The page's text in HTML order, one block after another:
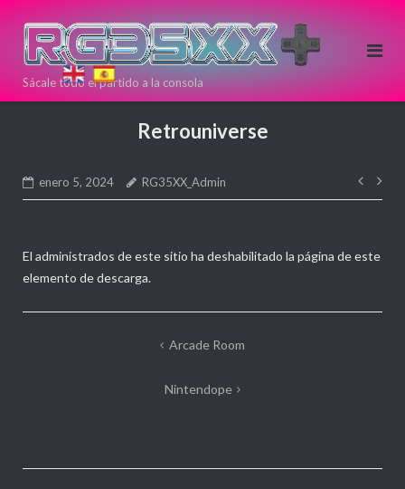
contenido
Sácale todo el partido a la consola
Retrouniverse
enero 5, 2024 RG35XX_Admin
de
El administrados de este sitio ha deshabilitado la página de este
elemento de descarga.
Arcade Room
Nintendope
Si estas
comprar una
consola Retro
Directamente
desde >>
ANBERNIC
<<